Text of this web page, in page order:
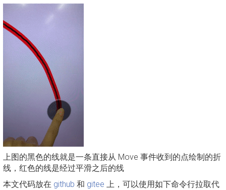
上图的黑色的线就是一条直接从 Move 事件收到的点绘制的折
线，红色的线是经过平滑之后的线
本文代码放在 github 和 gitee 上，可以使用如下命令行拉取代